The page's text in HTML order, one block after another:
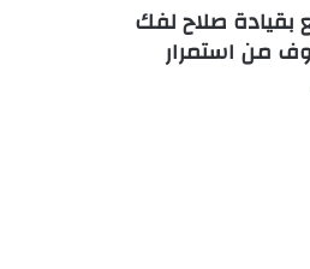
صلاح لفك
من استمرار